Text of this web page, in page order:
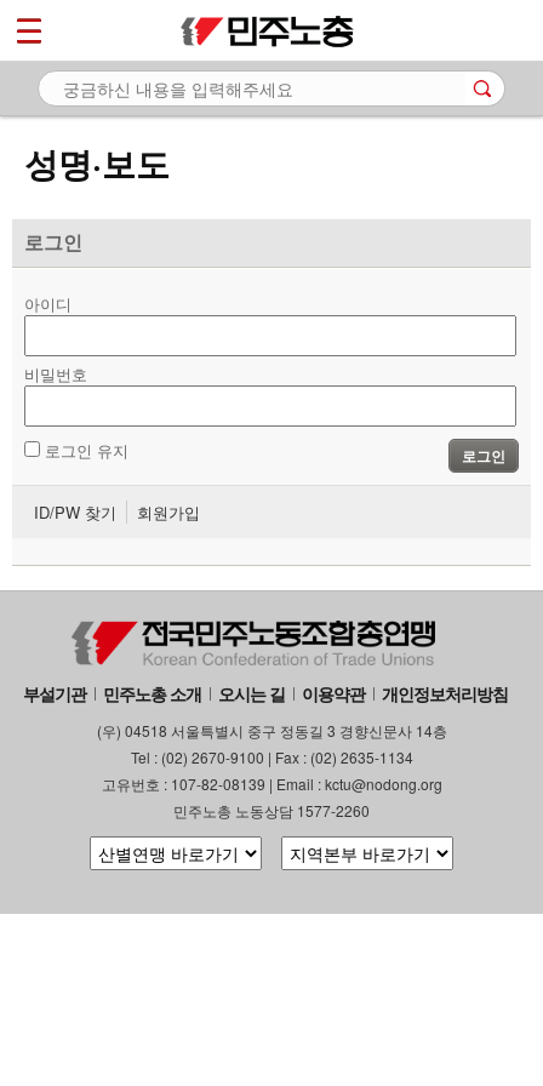
성명·보도
로그인
아이디
비밀번호
로그인 유지 로그인
ID/PW 찾기 회원가입
부설기관 민주노총 소개 오시는 길 이용약관 개인정보처리방침
(우) 04518 서울특별시 중구 정동길 3 경향신문사 14층
Tel : (02) 2670-9100 | Fax : (02) 2635-1134
고유번호 : 107-82-08139 | Email : kctu@nodong.org
민주노총 노동상담 1577-2260
마이페이지
소개
- 공지사항
- 성명·보도
자료
부설기관
업무